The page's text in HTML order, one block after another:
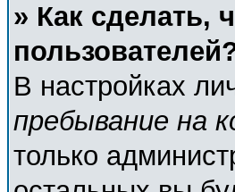
» Как сделать,
В настройках
пребывание на
только